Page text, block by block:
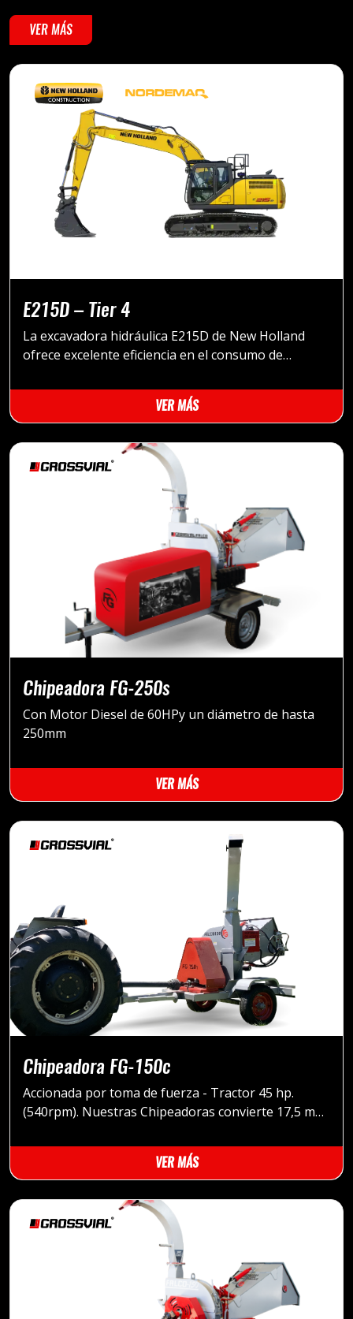
VER MÁS
E215D – Tier 4
La excavadora hidráulica E215D de New Holland
ofrece excelente eficiencia en el consumo de
contribuye a prolongar la vida útil de la máquina.
VER MÁS
Chipeadora FG-250s
Con Motor Diesel de 60HPy un diámetro de hasta
250mm
VER MÁS
Chipeadora FG-150c
Accionada por toma de fuerza - Tractor 45 hp.
(540rpm). Nuestras Chipeadoras convierte 17,5 m3
VER MÁS